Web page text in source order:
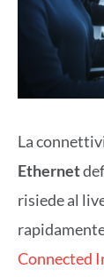
La
Ethernet
risiede al
Connected